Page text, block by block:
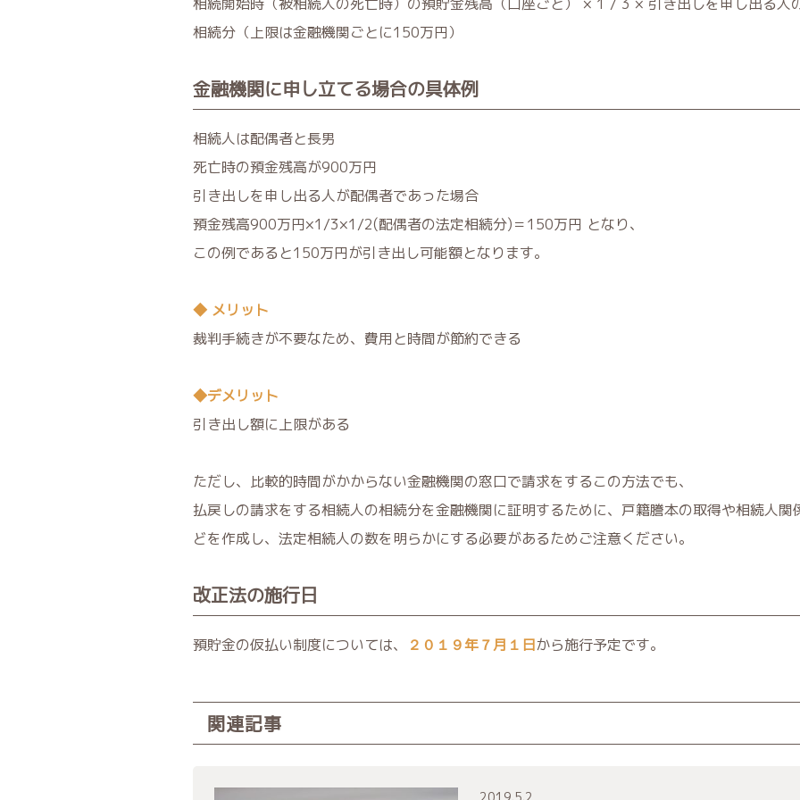
相続分（上限は金融機関ごとに150万円）
金融機関に申し立てる場合の具体例
相続人は配偶者と長男
死亡時の預金残高が900万円
引き出しを申し出る人が配偶者であった場合
預金残高900万円×1/3×1/2(配偶者の法定相続分)＝150万円 となり、
この例であると150万円が引き出し可能額となります。
◆ メリット
裁判手続きが不要なため、費用と時間が節約できる
◆デメリット
引き出し額に上限がある
ただし、比較的時間がかからない金融機関の窓口で請求をするこの方法でも、
払戻しの請求をする相続人の相続分を金融機関に証明するために、戸籍謄本の取得や相続人関
どを作成し、法定相続人の数を明らかにする必要があるためご注意ください。
改正法の施行日
預貯金の仮払い制度については、 ２０１９年７月１日から施行予定です。
関連記事